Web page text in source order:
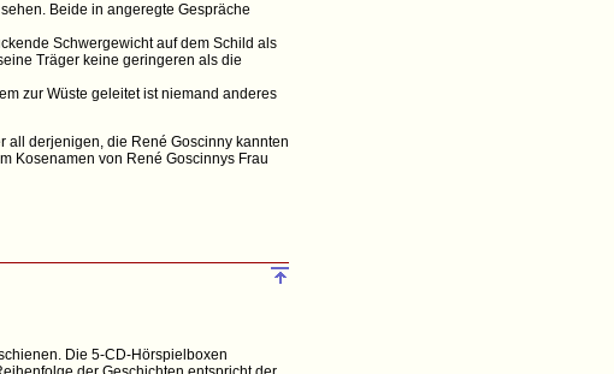
Beide in angeregte Gespräche
Schwergewicht auf dem Schild als
Träger keine geringeren als die
zur Wüste geleitet ist niemand anderes
all derjenigen, die René Goscinny kannten
Kosenamen von René Goscinnys Frau
Die 5-CD-Hörspielboxen